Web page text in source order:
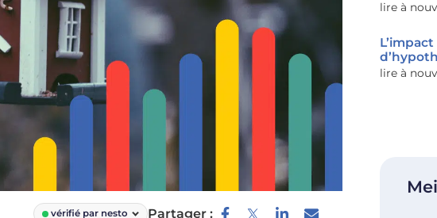
vérifié par nesto Partager :
lire à
lire à